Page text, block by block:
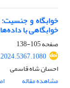
خوابگاه و
خوابگاهی با
صفحه105-138
احسان شاه قاسمی
مشاهده مقاله